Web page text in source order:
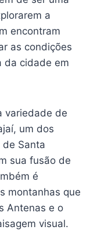
a
encontram
as condições
da cidade em
variedade de
um dos
de Santa
sua fusão de
é
montanhas que
Antenas e o
visual.